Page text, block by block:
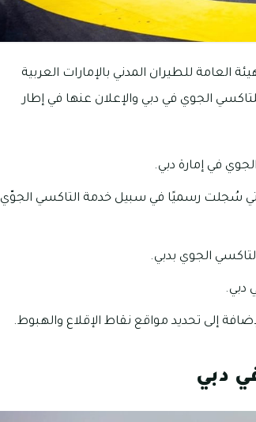
العامة للطيران المدني بالإمارات العربية
الجوي في دبي والإعلان عنها في إطار
في إمارة دبي.
سُجلت رسميًا في سبيل خدمة التاكسي الجوّي
الجوي بدبي.
دبي.
إلى تحديد مواقع نقاط الإقلاع والهبوط.
دبي